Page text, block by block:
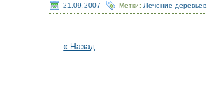
21.09.2007 Метки: Лечение деревьев
« Назад